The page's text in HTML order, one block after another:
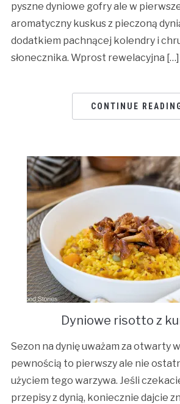
pyszne dyniowe gofry ale w
aromatyczny kuskus z pieczoną
dodatkiem pachnącej kolendry i
słonecznika. Wprost rewelacyjna […]
CONTINUE
Dyniowe risotto z
Sezon na dynię uważam za otwarty
pewnością to pierwszy ale nie
użyciem tego warzywa. Jeśli
przepisy z dynią, koniecznie dajcie